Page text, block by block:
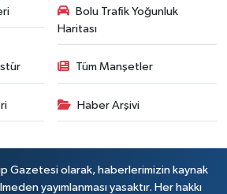
Bolu Trafik Yoğunluk
Haritası
Tüm Manşetler
Haber Arşivi
Gazetesi olarak, haberlerimizin kaynak
yayımlanması yasaktır. Her hakkı